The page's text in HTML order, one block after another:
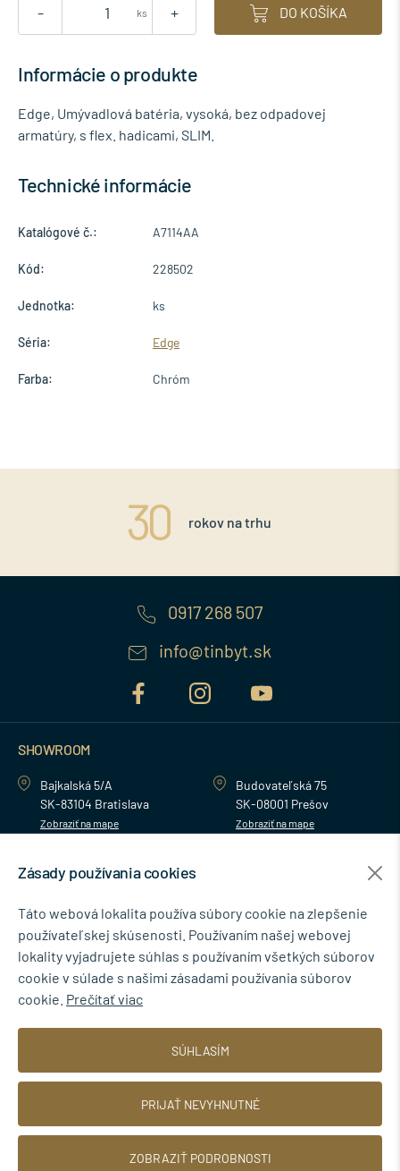
- +
ks DO KOŠÍKA
Informácie o produkte
Edge, Umývadlová batéria, vysoká, bez odpadovej
armatúry, s flex. hadicami, SLIM.
Technické informácie
Katalógové č.: A7114AA
Kód: 228502
Jednotka: ks
Séria: Edge
Farba: Chróm
rokov na trhu
0917 268 507
info@tinbyt.sk
SHOWROOM
Bajkalská 5/A
SK-83104 Bratislava
Zobraziť na mape
Budovateľská 75
SK-08001 Prešov
Zobraziť na mape
NEWSLETTER
Zásady ochrany osobných údajov
© 2026 TINBYT s.r.o.
Zásady používania cookies
Táto webová lokalita používa súbory cookie na zlepšenie
používateľskej skúsenosti. Používaním našej webovej
lokality vyjadrujete súhlas s používaním všetkých súborov
cookie v súlade s našimi zásadami používania súborov
cookie. Prečítať viac
SÚHLASÍM
PRIJAŤ NEVYHNUTNÉ
ZOBRAZIŤ PODROBNOSTI